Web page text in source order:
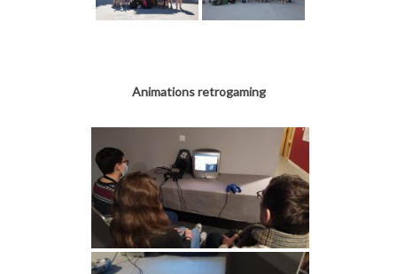
Animations retrogaming